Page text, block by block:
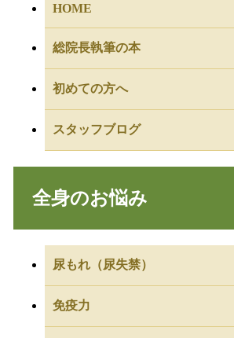
HOME
総院長執筆の本
初めての方へ
スタッフブログ
全身のお悩み
尿もれ（尿失禁）
免疫力